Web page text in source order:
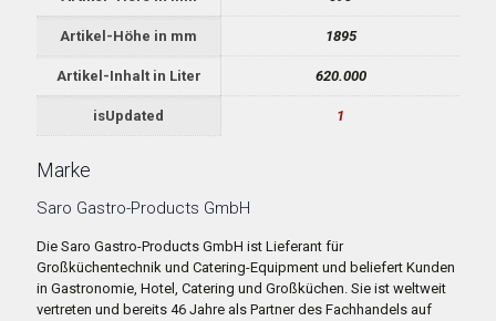
Artikel-Höhe in mm 1895
Artikel-Inhalt in Liter 620.000
isUpdated 1
Marke
Saro Gastro-Products GmbH
Die Saro Gastro-Products GmbH ist Lieferant für
Großküchentechnik und Catering-Equipment und beliefert Kunden
in Gastronomie, Hotel, Catering und Großküchen. Sie ist weltweit
vertreten und bereits 46 Jahre als Partner des Fachhandels auf